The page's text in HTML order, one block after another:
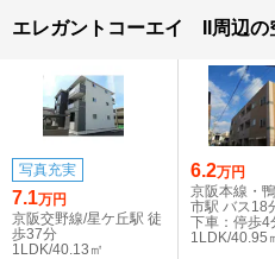
エレガントコーエイ II周辺の
写真充実
7.1万円
京阪交野線/星ケ丘駅 徒
歩37分
1LDK/40.13㎡
6.2万円
京阪本線・
市駅 バス
下車：停歩4
1LDK/40.95